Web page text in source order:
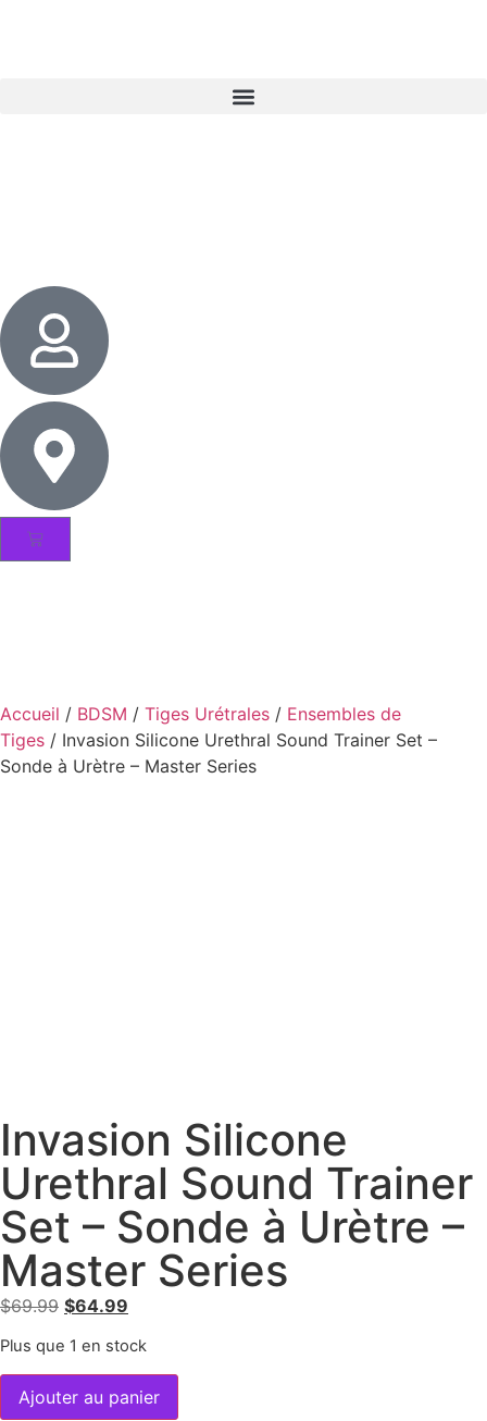
Accueil / BDSM / Tiges Urétrales / Ensembles de
Tiges / Invasion Silicone Urethral Sound Trainer Set –
Sonde à Urètre – Master Series
Invasion Silicone
Urethral Sound Trainer
Set – Sonde à Urètre –
Master Series
$69.99 $64.99
Plus que 1 en stock
Ajouter au panier